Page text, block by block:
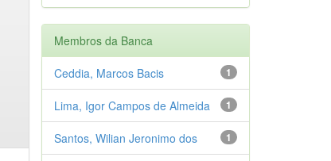
Membros da Banca
1
Ceddia, Marcos Bacis
1
Lima, Igor Campos de Almeida
1
Santos, Wilian Jeronimo dos